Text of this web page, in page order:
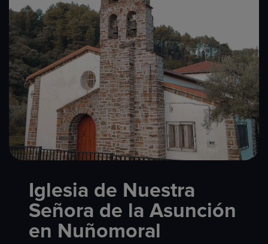
Iglesia de Nuestra
Señora de la Asunción
en Nuñomoral